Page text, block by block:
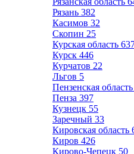
Рязань 382
Касимов 32
Скопин 25
Курская область
Курск 446
Курчатов 22
Льгов 5
Пензенская область
Пенза 397
Кузнецк 55
Заречный 33
Кировская область
Киров 426
Кирово-Чепецк 50